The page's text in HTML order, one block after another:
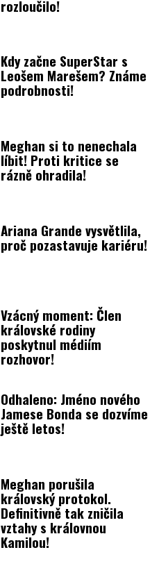
rozloučilo!
Kdy začne SuperStar s
Leošem Marešem? Známe
podrobnosti!
Meghan si to nenechala
líbit! Proti kritice se
rázně ohradila!
Ariana Grande vysvětlila,
proč pozastavuje kariéru!
Vzácný moment: Člen
královské rodiny
poskytnul médiím
rozhovor!
Odhaleno: Jméno nového
Jamese Bonda se dozvíme
ještě letos!
Meghan porušila
královský protokol.
Definitivně tak zničila
vztahy s královnou
Kamilou!